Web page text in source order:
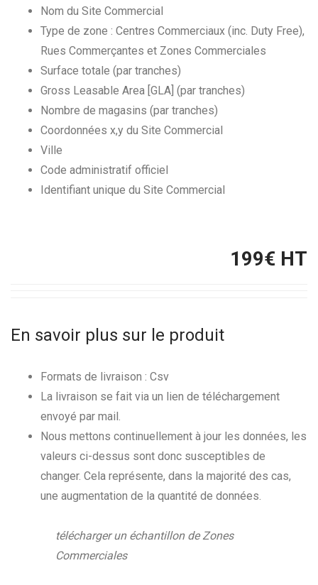
Nom du Site Commercial
Type de zone : Centres Commerciaux (inc. Duty Free),
Rues Commerçantes et Zones Commerciales
Surface totale (par tranches)
Gross Leasable Area [GLA] (par tranches)
Nombre de magasins (par tranches)
Coordonnées x,y du Site Commercial
Ville
Code administratif officiel
Identifiant unique du Site Commercial
199€ HT
En savoir plus sur le produit
Formats de livraison : Csv
La livraison se fait via un lien de téléchargement
envoyé par mail.
Nous mettons continuellement à jour les données, les
valeurs ci-dessus sont donc susceptibles de
changer. Cela représente, dans la majorité des cas,
une augmentation de la quantité de données.
télécharger un échantillon de Zones
Commerciales